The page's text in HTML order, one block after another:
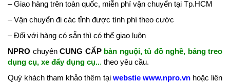
– Giao hàng trên toàn quốc, miễn phí vận chuyển tại Tp.HCM
– Vận chuyển đi các tỉnh được tính phí theo cước
– Đối với hàng có sẵn thì có thể giao luôn
NPRO chuyên CUNG CẤP bàn nguội, tủ đồ nghề, bảng treo
dụng cụ, xe đẩy dụng cụ... theo yêu cầu.
Quý khách tham khảo thêm tại webstie www.npro.vn hoặc liên